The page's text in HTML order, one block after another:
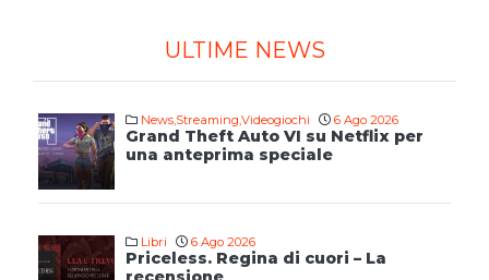
ULTIME NEWS
News,Streaming,Videogiochi 6 Ago 2026
Grand Theft Auto VI su Netflix per
una anteprima speciale
Libri 6 Ago 2026
Priceless. Regina di cuori – La